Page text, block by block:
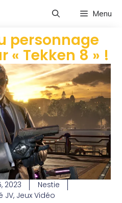
Menu
personnage
« Tekken 8 » !
2023
Nestie
JV, Jeux Vidéo